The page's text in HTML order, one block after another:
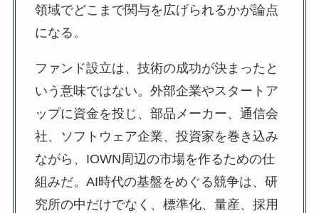
領域でどこまで関与を広げられるかが論点
になる。
ファンド設立は、技術の成功が決まったと
いう意味ではない。外部企業やスタートア
ップに資金を投じ、部品メーカー、通信会
社、ソフトウェア企業、投資家を巻き込み
ながら、IOWN周辺の市場を作るための仕
組みだ。AI時代の基盤をめぐる競争は、研
究所の中だけでなく、標準化、量産、採用